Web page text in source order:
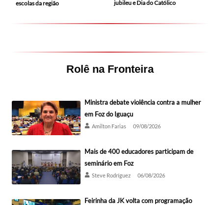
escolas da região jubileu e Dia do Católico
Rolê na Fronteira
Ministra debate violência contra a mulher
em Foz do Iguaçu
Amilton Farias 09/08/2026
Mais de 400 educadores participam de
seminário em Foz
Steve Rodríguez 06/08/2026
Feirinha da JK volta com programação